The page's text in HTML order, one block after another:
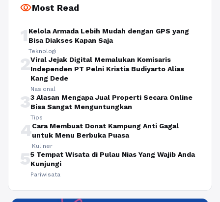
visibilityMost Read
1 Kelola Armada Lebih Mudah dengan GPS yang
Bisa Diakses Kapan Saja
Teknologi
2Viral Jejak Digital Memalukan Komisaris
Independen PT Pelni Kristia Budiyarto Alias
Kang Dede
Nasional
33 Alasan Mengapa Jual Properti Secara Online
Bisa Sangat Menguntungkan
Tips
4Cara Membuat Donat Kampung Anti Gagal
untuk Menu Berbuka Puasa
Kuliner
55 Tempat Wisata di Pulau Nias Yang Wajib Anda
Kunjungi
Pariwisata